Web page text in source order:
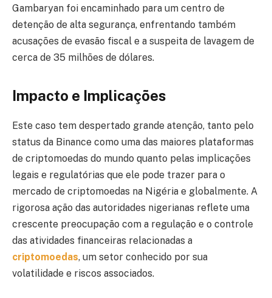
Gambaryan foi encaminhado para um centro de
detenção de alta segurança, enfrentando também
acusações de evasão fiscal e a suspeita de lavagem de
cerca de 35 milhões de dólares.
Impacto e Implicações
Este caso tem despertado grande atenção, tanto pelo
status da Binance como uma das maiores plataformas
de criptomoedas do mundo quanto pelas implicações
legais e regulatórias que ele pode trazer para o
mercado de criptomoedas na Nigéria e globalmente. A
rigorosa ação das autoridades nigerianas reflete uma
crescente preocupação com a regulação e o controle
das atividades financeiras relacionadas a
criptomoedas, um setor conhecido por sua
volatilidade e riscos associados.